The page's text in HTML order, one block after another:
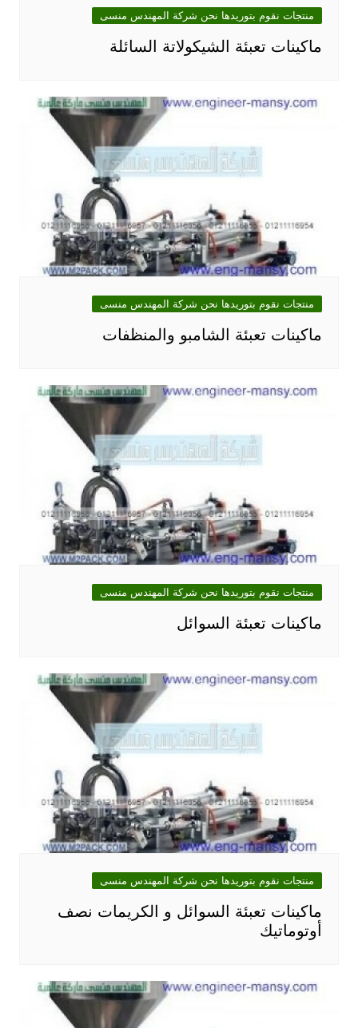
منتجات نقوم بتوريدها نحن شركة المهندس منسى
ماكينات تعبئة الشيكولاتة السائلة
منتجات نقوم بتوريدها نحن شركة المهندس منسى
ماكينات تعبئة الشامبو والمنظفات
منتجات نقوم بتوريدها نحن شركة المهندس منسى
ماكينات تعبئة السوائل
منتجات نقوم بتوريدها نحن شركة المهندس منسى
ماكينات تعبئة السوائل و الكريمات نصف
أوتوماتيك